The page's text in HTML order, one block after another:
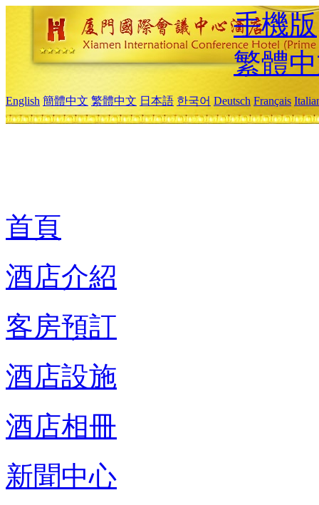
手機版
繁體
English 簡體中文 繁體中文 日本語 한국어 Deutsch Français
首頁
酒店介紹
客房預訂
酒店設施
酒店相冊
新聞中心